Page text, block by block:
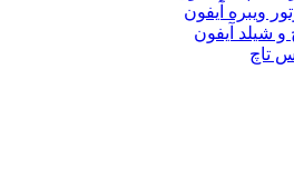
ویبره آیفون
و شیلد آیفون
تاچ